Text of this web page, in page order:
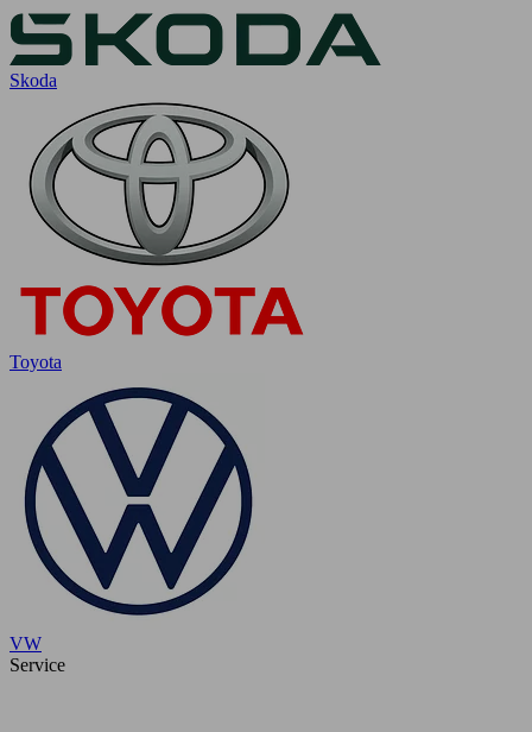
Skoda
Toyota
VW
Service